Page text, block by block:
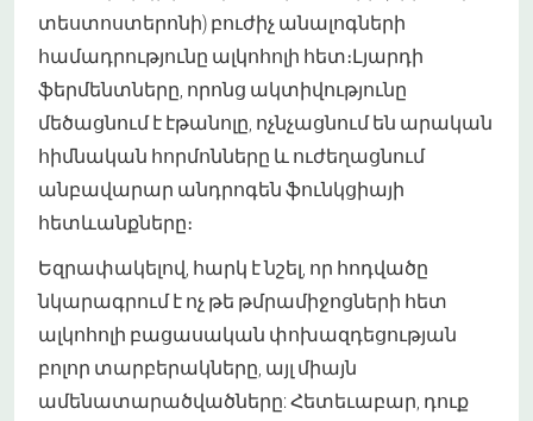
տեստոստերոնի) բուժիչ անալոգների
համադրությունը ալկոհոլի հետ։Լյարդի
ֆերմենտները, որոնց ակտիվությունը
մեծացնում է էթանոլը, ոչնչացնում են արական
հիմնական հորմոնները և ուժեղացնում
անբավարար անդրոգեն ֆունկցիայի
հետևանքները։
Եզրափակելով, հարկ է նշել, որ հոդվածը
նկարագրում է ոչ թե թմրամիջոցների հետ
ալկոհոլի բացասական փոխազդեցության
բոլոր տարբերակները, այլ միայն
ամենատարածվածները: Հետեւաբար, դուք